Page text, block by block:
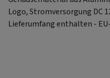
Logo, Stromversorgung DC
Lieferumfang enthalten -